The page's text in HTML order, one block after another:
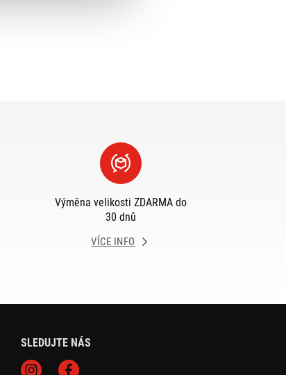
Výměna velikosti ZDARMA do
30 dnů
VÍCE INFO
SLEDUJTE NÁS